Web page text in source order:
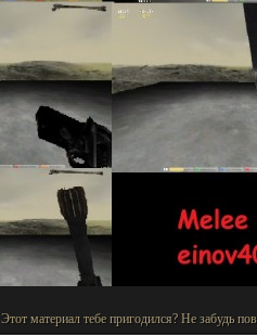
Этот материал тебе пригодился? Не забудь